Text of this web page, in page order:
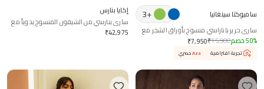
ساميوكتا سينغانيا +
3
ساري حرير باناراسي منسوج بأوراق الشجر مع
بلوزة مطابقة
₹7,950₹15,900 50% خصم
تجربة افتراضية Azaحصري
إكايا بنارس
ساري بنارسي من الشيفون المنسوج يدوياً مع
قطعة قماش للخياطة
₹42,975